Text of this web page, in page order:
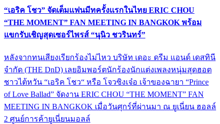
“เอริค โชว” จัดเต็มเเฟนมีทครั้งเเรกในไทย ERIC CHOU
“THE MOMENT” FAN MEETING IN BANGKOK พร้อม
แขกรับเชิญสุดเซอร์ไพรส์ “นุนิว ชวรินทร์”
หลังจากทนเสียงเรียกร้องไม่ไหว บริษัท เดอะ ดรีม แอนด์ เดสทินี
จำกัด (THE DnD) เลยอิมพอร์ตนักร้องนักแต่งเพลงหนุ่มสุดฮอต
ชาวไต้หวัน “เอริค โชว“ หรือ โจวซิงเจ๋อ เจ้าของฉายา “Prince
of Love Ballad” จัดงาน ERIC CHOU “THE MOMENT” FAN
MEETING IN BANGKOK เมื่อวันศุกร์ที่ผ่านมา ณ ยูเนี่ยน ฮอลล์
2 ศูนย์การค้ายูเนี่ยนมอลล์